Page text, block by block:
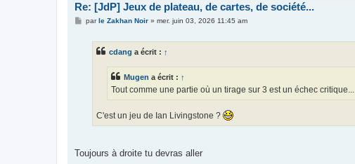
Re: [JdP] Jeux de plateau, de cartes, de société...
Mparle Zakhan Noir» mer. juin 03, 2026 11:45 am
cdang a écrit : ↑
Mugen a écrit : ↑
Tout comme une partie où un tirage sur 3 est un échec critique...
C'est un jeu de Ian Livingstone ?
Toujours à droite tu devras aller